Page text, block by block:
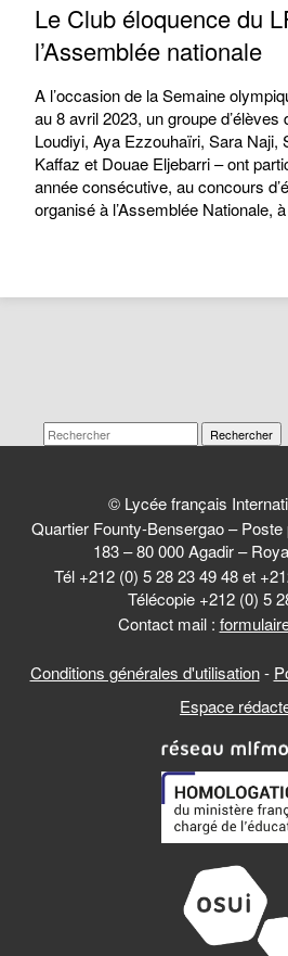
Le Club éloquence du
l’Assemblée nationale
A l’occasion de la Semaine
au 8 avril 2023, un groupe
Loudiyi, Aya Ezzouhaïri, Sara Naji,
Kaffaz et Douae Eljebarri – ont
année consécutive, au concours
organisé à l’Assemblée Nationale,
Rechercher
© Lycée français
Quartier Founty-Bensergao – Poste
183 – 80 000 Agadir –
Tél +212 (0) 5 28 23 49 48 et
Télécopie +212 (0) 5
Contact mail :
Conditions générales d'utilisation-
Espace